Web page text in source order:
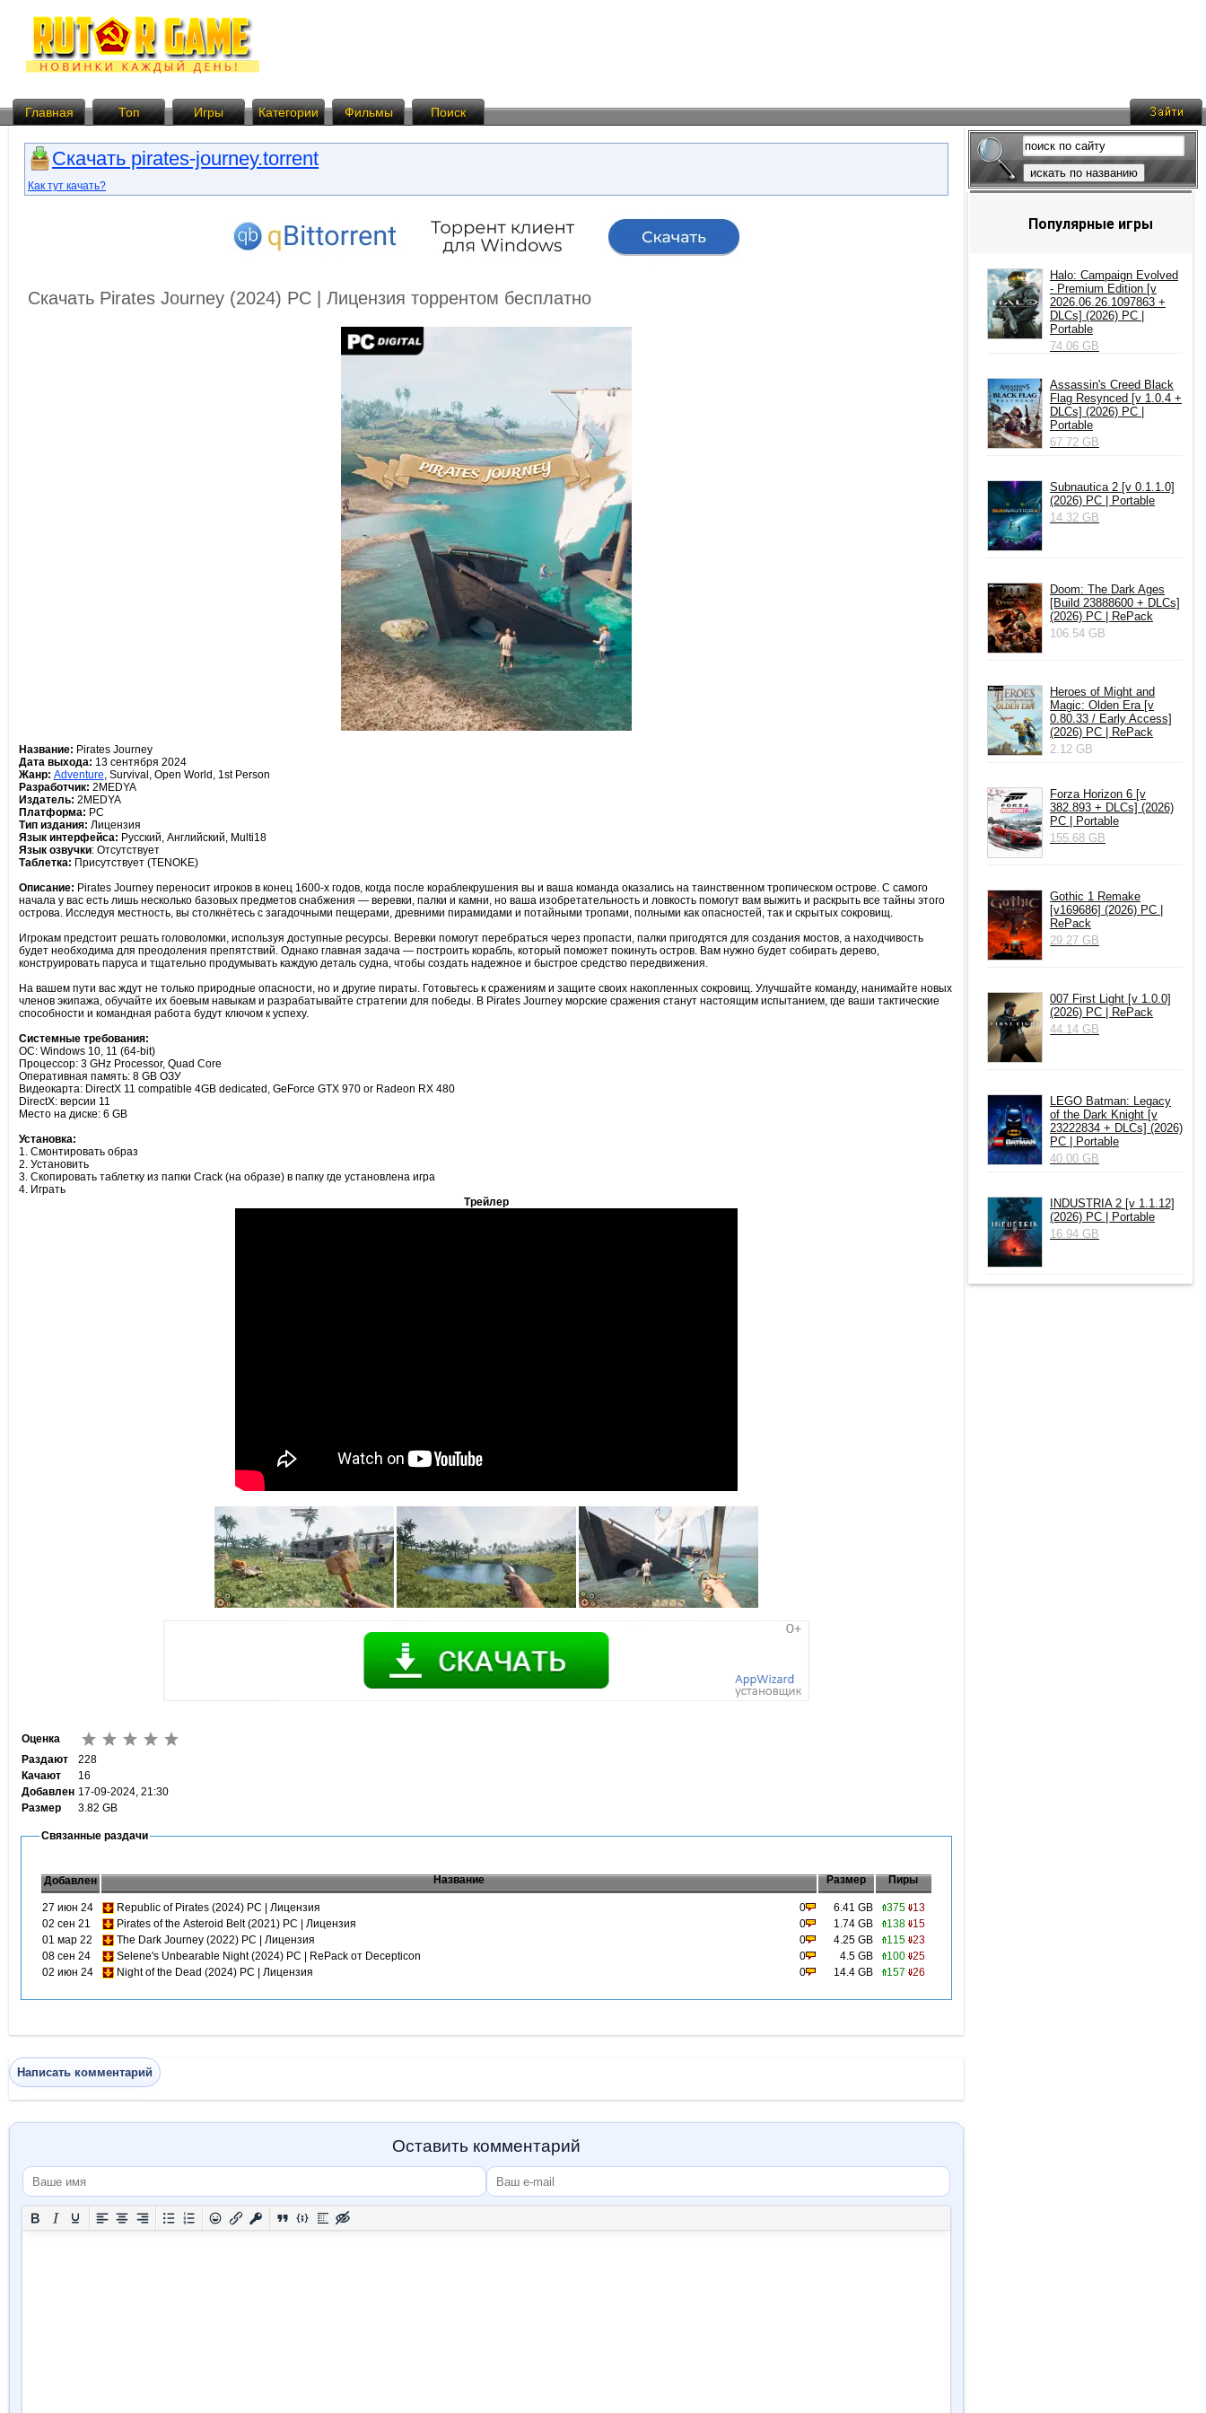
Главная Топ Игры Категории Фильмы Поиск
Скачать pirates-journey.torrent
Как тут качать?
Скачать Pirates Journey (2024) PC | Лицензия торрентом бесплатно
Название: Pirates Journey
Дата выхода: 13 сентября 2024
Жанр: Adventure, Survival, Open World, 1st Person
Разработчик: 2MEDYA
Издатель: 2MEDYA
Платформа: PC
Тип издания: Лицензия
Язык интерфейса: Русский, Английский, Multi18
Язык озвучки: Отсутствует
Таблетка: Присутствует (TENOKE)
Описание: Pirates Journey переносит игроков в конец 1600-х годов, когда после кораблекрушения вы и ваша команда оказались на таинственном тропическом острове. С самого
начала у вас есть лишь несколько базовых предметов снабжения — веревки, палки и камни, но ваша изобретательность и ловкость помогут вам выжить и раскрыть все тайны этого
острова. Исследуя местность, вы столкнётесь с загадочными пещерами, древними пирамидами и потайными тропами, полными как опасностей, так и скрытых сокровищ.
Игрокам предстоит решать головоломки, используя доступные ресурсы. Веревки помогут перебраться через пропасти, палки пригодятся для создания мостов, а находчивость
будет необходима для преодоления препятствий. Однако главная задача — построить корабль, который поможет покинуть остров. Вам нужно будет собирать дерево,
конструировать паруса и тщательно продумывать каждую деталь судна, чтобы создать надежное и быстрое средство передвижения.
На вашем пути вас ждут не только природные опасности, но и другие пираты. Готовьтесь к сражениям и защите своих накопленных сокровищ. Улучшайте команду, нанимайте новых
членов экипажа, обучайте их боевым навыкам и разрабатывайте стратегии для победы. В Pirates Journey морские сражения станут настоящим испытанием, где ваши тактические
способности и командная работа будут ключом к успеху.
Системные требования:
ОС: Windows 10, 11 (64-bit)
Процессор: 3 GHz Processor, Quad Core
Оперативная память: 8 GB ОЗУ
Видеокарта: DirectX 11 compatible 4GB dedicated, GeForce GTX 970 or Radeon RX 480
DirectX: версии 11
Место на диске: 6 GB
Установка:
1. Смонтировать образ
2. Установить
3. Скопировать таблетку из папки Crack (на образе) в папку где установлена игра
4. Играть
Трейлер
Оценка
Раздают
228
Качают
16
Добавлен 17-09-2024, 21:30
Размер
3.82 GB
Связанные раздачи
Добавлен Название Размер Пиры
27 июн 24 Republic of Pirates (2024) PC | Лицензия 0 6.41 GB 375 13
02 сен 21
Pirates of the Asteroid Belt (2021) PC | Лицензия 0 1.74 GB 138 15
01 мар 22
The Dark Journey (2022) PC | Лицензия 0 4.25 GB 115 23
08 сен 24
Selene's Unbearable Night (2024) PC | RePack от Decepticon 0 4.5 GB 100 25
02 июн 24
Night of the Dead (2024) PC | Лицензия 0 14.4 GB 157 26
Написать комментарий
Оставить комментарий
искать по названию
Популярные игры
Halo: Campaign Evolved
- Premium Edition [v
2026.06.26.1097863 +
DLCs] (2026) PC |
Portable
74.06 GB
Assassin's Creed Black
Flag Resynced [v 1.0.4 +
DLCs] (2026) PC |
Portable
67.72 GB
Subnautica 2 [v 0.1.1.0]
(2026) PC | Portable
14.32 GB
Doom: The Dark Ages
[Build 23888600 + DLCs]
(2026) PC | RePack
106.54 GB
Heroes of Might and
Magic: Olden Era [v
0.80.33 / Early Access]
(2026) PC | RePack
2.12 GB
Forza Horizon 6 [v
382.893 + DLCs] (2026)
PC | Portable
155.68 GB
Gothic 1 Remake
[v169686] (2026) PC |
RePack
29.27 GB
007 First Light [v 1.0.0]
(2026) PC | RePack
44.14 GB
LEGO Batman: Legacy
of the Dark Knight [v
23222834 + DLCs] (2026)
PC | Portable
40.00 GB
INDUSTRIA 2 [v 1.1.12]
(2026) РС | Portable
16.94 GB